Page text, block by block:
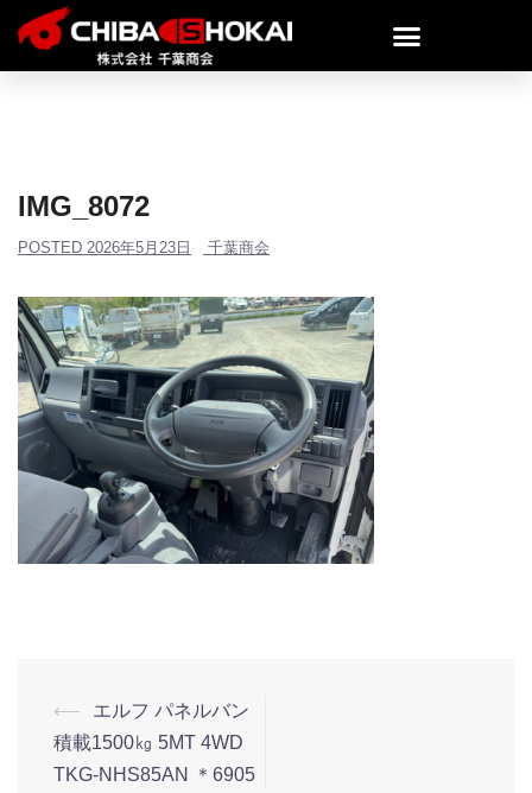
IMG_8072
POSTED 2026年5月23日 千葉商会
⟵
エルフ パネルバン
積載1500㎏ 5MT 4WD
TKG-NHS85AN ＊6905